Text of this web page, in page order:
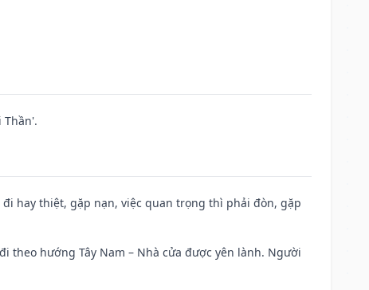
Thần'.
hay thiệt, gặp nạn, việc quan trọng thì phải đòn, gặp
theo hướng Tây Nam – Nhà cửa được yên lành. Người